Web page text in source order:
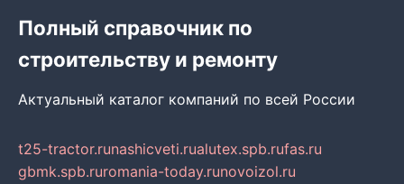
Полный справочник по
строительству и ремонту
Актуальный каталог компаний по всей России
t25-tractor.runashicveti.rualutex.spb.rufas.ru
gbmk.spb.ruromania-today.runovoizol.ru